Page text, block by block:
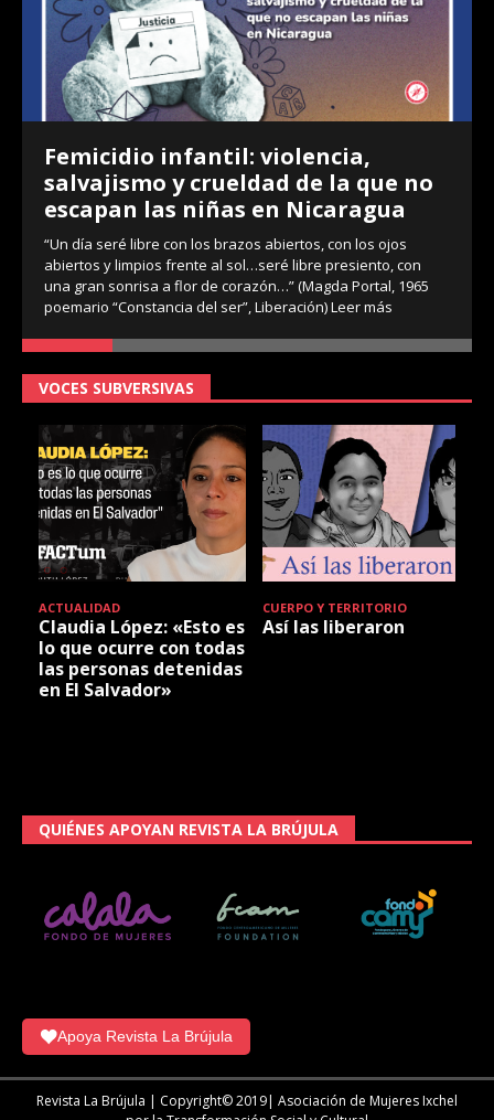
Femicidio infantil: violencia,
salvajismo y crueldad de la que no
escapan las niñas en Nicaragua
“Un día seré libre con los brazos abiertos, con los ojos
abiertos y limpios frente al sol…seré libre presiento, con
una gran sonrisa a flor de corazón…” (Magda Portal, 1965
poemario “Constancia del ser”, Liberación)Leer más
VOCES SUBVERSIVAS
ACTUALIDAD
Claudia López: «Esto es
lo que ocurre con todas
las personas detenidas
en El Salvador»
CUERPO Y TERRITORIO
Así las liberaron
QUIÉNES APOYAN REVISTA LA BRÚJULA
Apoya Revista La Brújula
Revista La Brújula | Copyright© 2019| Asociación de Mujeres Ixchel